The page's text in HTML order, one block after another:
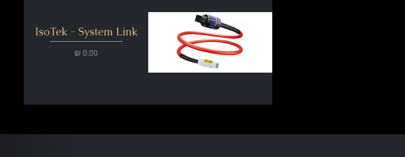
IsoTek - System Link
מחיר